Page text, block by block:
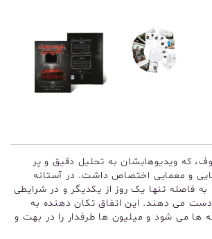
که ویدیوهایشان به تحلیل دقیق و پر
و معمایی اختصاص داشت. در آستانه
فاصله تنها یک روز از یکدیگر و در شرایطی
دست می دهند. این اتفاق تکان دهنده به
ها می شود و میلیون ها طرفدار را در بهت و